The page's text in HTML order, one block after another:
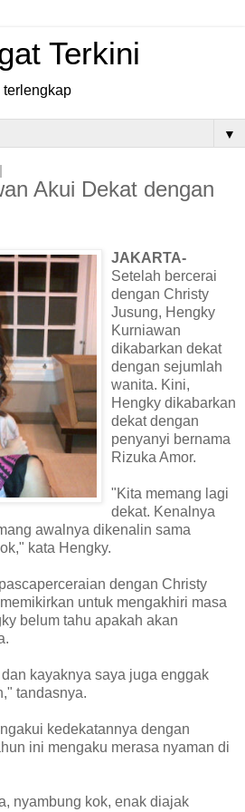
Terkini
terlengkap
▼
Akui Dekat dengan
JAKARTA-
Setelah bercerai
dengan Christy
Jusung, Hengky
Kurniawan
dikabarkan dekat
dengan sejumlah
wanita. Kini,
Hengky dikabarkan
dekat dengan
penyanyi bernama
Rizuka Amor.
"Kita memang lagi
dekat. Kenalnya
awalnya dikenalin sama
kata Hengky.
dengan Christy
untuk mengakhiri masa
belum tahu apakah akan
kayaknya saya juga enggak
tandasnya.
kedekatannya dengan
ini mengaku merasa nyaman di
nyambung kok, enak diajak